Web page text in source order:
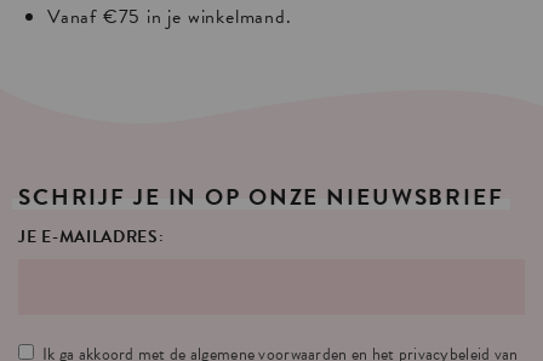
Vanaf €75 in je winkelmand.
SCHRIJF JE IN OP ONZE NIEUWSBRIEF
JE E-MAILADRES:
Ik ga akkoord met dealgemene voorwaarden en het privacybeleid van